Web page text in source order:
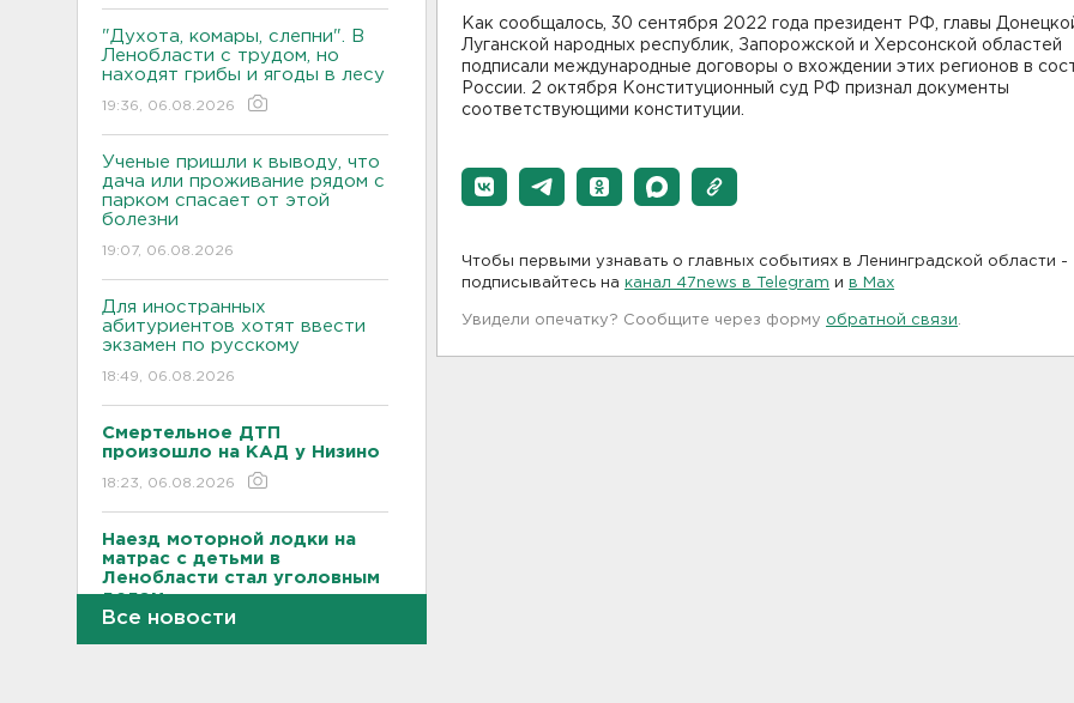
"Духота, комары, слепни". В
Ленобласти с трудом, но
находят грибы и ягоды в лесу
19:36, 06.08.2026
Ученые пришли к выводу, что
дача или проживание рядом с
парком спасает от этой
болезни
19:07, 06.08.2026
Для иностранных
абитуриентов хотят ввести
экзамен по русскому
18:49, 06.08.2026
Смертельное ДТП
произошло на КАД у Низино
18:23, 06.08.2026
Наезд моторной лодки на
матрас с детьми в
Ленобласти стал уголовным
делом
18:22, 06.08.2026
Все новости
Как сообщалось, 30 сентября 2022 года президент РФ, главы
Луганской народных республик, Запорожской и Херсонской областей
подписали международные договоры о вхождении этих регионов в
России. 2 октября Конституционный суд РФ признал документы
соответствующими конституции.
Чтобы первыми узнавать о главных событиях в Ленинградской области -
подписывайтесь на канал 47news в Telegram и в Maх
Увидели опечатку? Сообщите через форму обратной связи